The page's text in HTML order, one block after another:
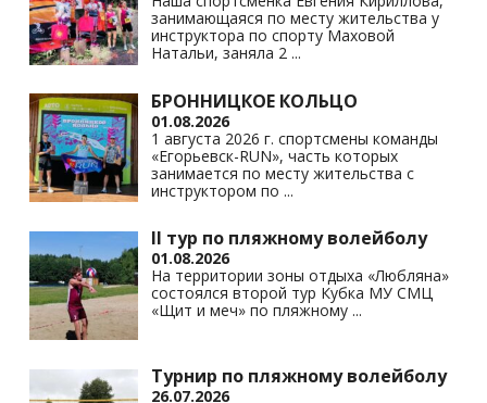
занимающаяся по месту жительства у
инструктора по спорту Маховой
Натальи, заняла 2 ...
БРОННИЦКОЕ КОЛЬЦО
01.08.2026
1 августа 2026 г. спортсмены команды
«Егорьевск-RUN», часть которых
занимается по месту жительства с
инструктором по ...
II тур по пляжному волейболу
01.08.2026
На территории зоны отдыха «Любляна»
состоялся второй тур Кубка МУ СМЦ
«Щит и меч» по пляжному ...
Турнир по пляжному волейболу
26.07.2026